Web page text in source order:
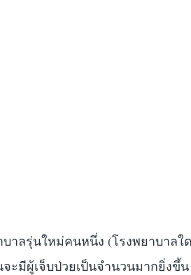
าลรุ่นใหม่คนหนึ่ง (โรงพยาบาลใ
ะมีผู้เจ็บป่วยเป็นจำนวนมากยิ่งขึ้